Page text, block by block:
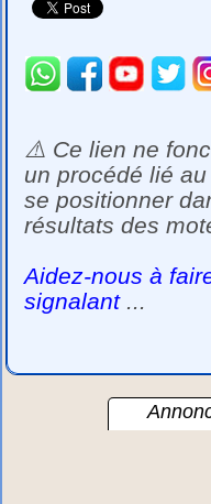
⚠️ Ce lien ne
un procédé lié
se positionner
résultats des
Aidez-nous à
signalant...